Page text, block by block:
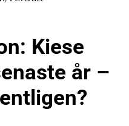
Kiese
år –